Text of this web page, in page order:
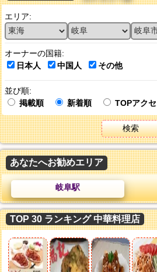
エリア:
オーナーの国籍:
日本人
中国人 その他
並び順:
掲載順
新着順 TOPアク
検索
あなたへお勧めエリア
岐阜駅
TOP 30 ランキング 中華料理店